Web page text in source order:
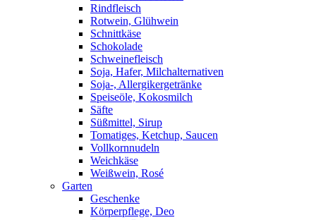
Rindfleisch
Rotwein, Glühwein
Schnittkäse
Schokolade
Schweinefleisch
Soja, Hafer, Milchalternativen
Soja-, Allergikergetränke
Speiseöle, Kokosmilch
Säfte
Süßmittel, Sirup
Tomatiges, Ketchup, Saucen
Vollkornnudeln
Weichkäse
Weißwein, Rosé
Garten
Geschenke
Körperpflege, Deo